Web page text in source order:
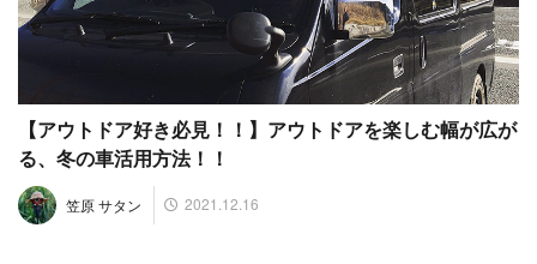
【アウトドア好き必見！！】アウトドアを楽しむ幅が広が
る、冬の車活用方法！！
笠原 サタン 2021.12.16